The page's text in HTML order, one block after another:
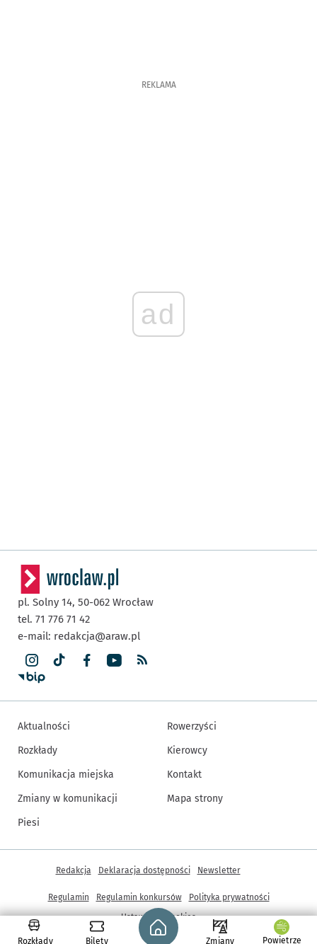
REKLAMA
ad
Rozkłady Bilety
Strona główna - wroclaw.pl
Zmiany Powietrze
pl. Solny 14, 50-062 Wrocław
tel. 71 776 71 42
e-mail: redakcja@araw.pl
Aktualności
Rozkłady
Komunikacja miejska
Zmiany w komunikacji
Piesi
Rowerzyści
Kierowcy
Kontakt
Mapa strony
Inne informacje
Redakcja Deklaracja dostępności Newsletter
Regulamin Regulamin konkursów
Polityka prywatności
Ustawienia cookies